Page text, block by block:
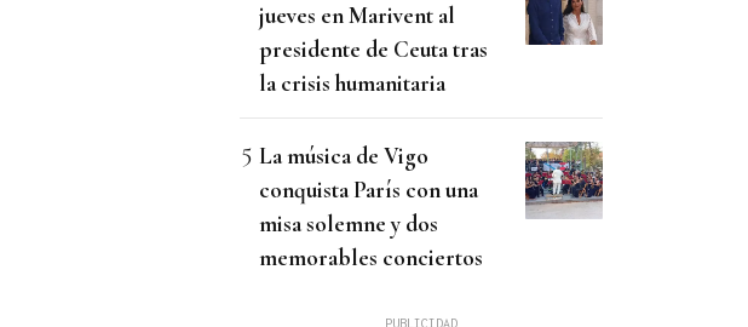
jueves en Marivent al
presidente de Ceuta tras
la crisis humanitaria
La música de Vigo
conquista París con una
misa solemne y dos
memorables conciertos